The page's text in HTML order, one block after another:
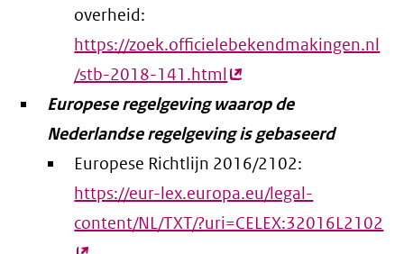
overheid:
https://zoek.officielebekendmakingen.nl
/stb-2018-141.html(externe
link)
Europese regelgeving waarop de
Nederlandse regelgeving is gebaseerd
Europese Richtlijn 2016/2102:
https://eur-lex.europa.eu/legal-
content/NL/TXT/?uri=CELEX:32016L2102